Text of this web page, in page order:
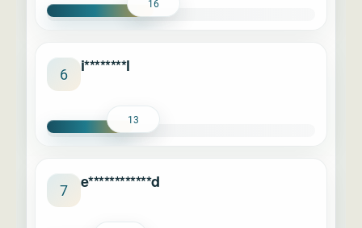
16
6 i********l
13
7 e************d